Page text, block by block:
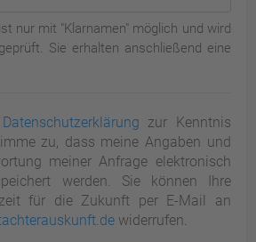
nur mit "Klarnamen" möglich und wird
Sie erhalten anschließend eine
Datenschutzerklärung zur Kenntnis
zu, dass meine Angaben und
meiner Anfrage elektronisch
werden. Sie können Ihre
für die Zukunft per E-Mail an
widerrufen.